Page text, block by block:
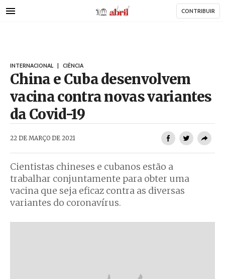
para
AbrilAbril CONTRIBUIR
INTERNACIONAL CIÊNCIA
China e Cuba desenvolvem
vacina contra novas variantes
da Covid-19
22 DE MARÇO DE 2021
Cientistas chineses e cubanos estão a
trabalhar conjuntamente para obter uma
vacina que seja eficaz contra as diversas
variantes do coronavírus.